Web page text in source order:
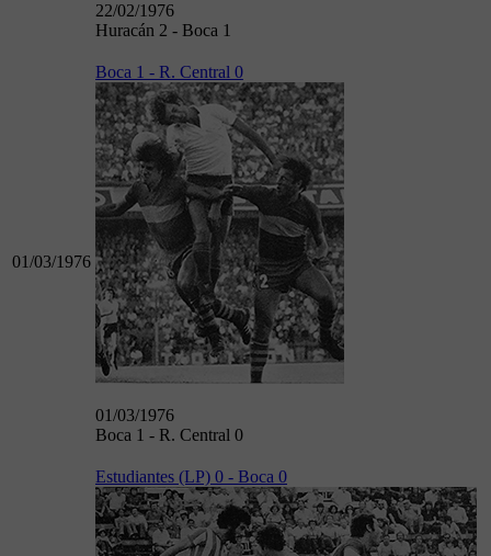
22/02/1976
Huracán 2 - Boca 1
01/03/1976
Boca 1 - R. Central 0
01/03/1976
Boca 1 - R. Central 0
Estudiantes (LP) 0 - Boca 0